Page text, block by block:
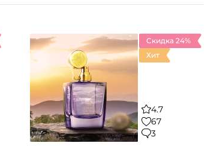
Скидка 24%
Хит
4.7
67
3